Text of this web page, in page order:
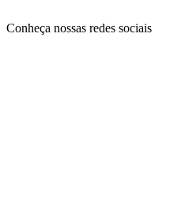
Conheça nossas redes sociais